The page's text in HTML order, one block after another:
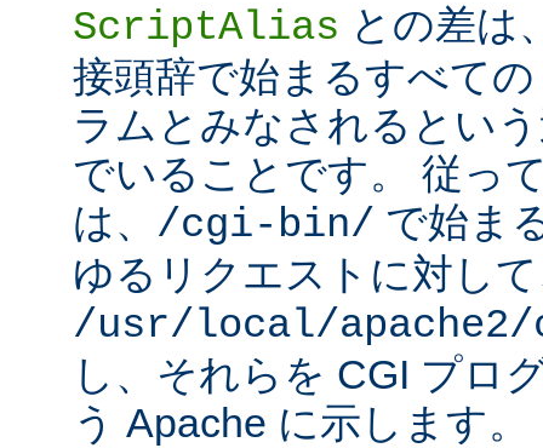
ScriptAlias との差は
接頭辞で始まるすべて
ラムとみなされるとい
でいることです。 従っ
は、 /cgi-bin/ で始ま
ゆるリクエストに対し
/usr/local/
し、それらを CGI プロ
う Apache に示します。